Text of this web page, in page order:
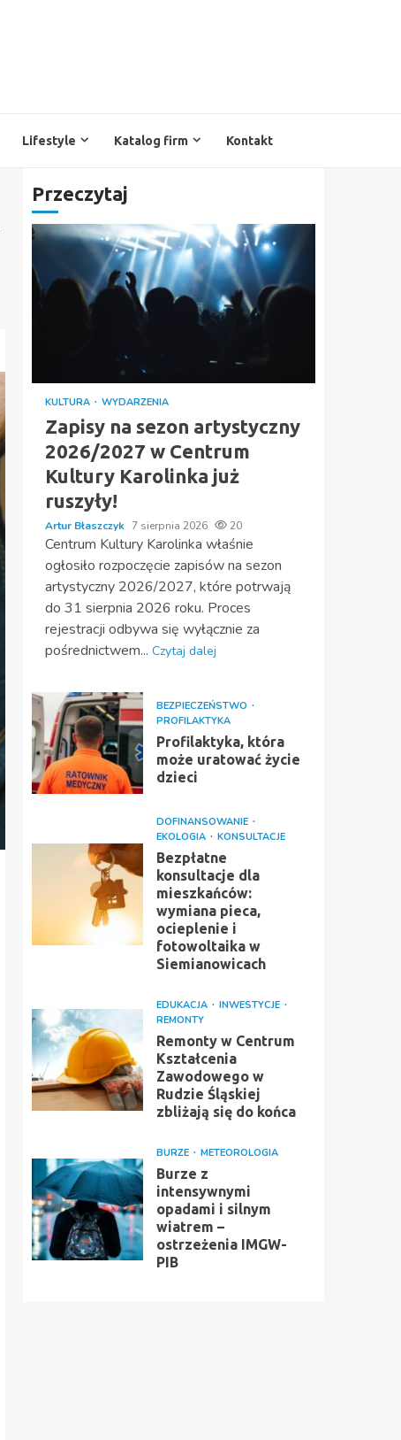
Lifestyle Katalog firm Kontakt
Przeczytaj
KULTURA WYDARZENIA
Zapisy na sezon artystyczny
2026/2027 w Centrum
Kultury Karolinka już
ruszyły!
Artur Błaszczyk 7 sierpnia 2026 20
Centrum Kultury Karolinka właśnie
ogłosiło rozpoczęcie zapisów na sezon
artystyczny 2026/2027, które potrwają
do 31 sierpnia 2026 roku. Proces
rejestracji odbywa się wyłącznie za
pośrednictwem... Czytaj dalej
BEZPIECZEŃSTWO
PROFILAKTYKA
Profilaktyka, która
może uratować życie
dzieci
DOFINANSOWANIE
EKOLOGIA
KONSULTACJE
Bezpłatne
konsultacje dla
mieszkańców:
wymiana pieca,
ocieplenie i
fotowoltaika w
Siemianowicach
EDUKACJA
INWESTYCJE
REMONTY
Remonty w Centrum
Kształcenia
Zawodowego w
Rudzie Śląskiej
zbliżają się do końca
BURZE METEOROLOGIA
Burze z
intensywnymi
opadami i silnym
wiatrem –
ostrzeżenia IMGW-
PIB